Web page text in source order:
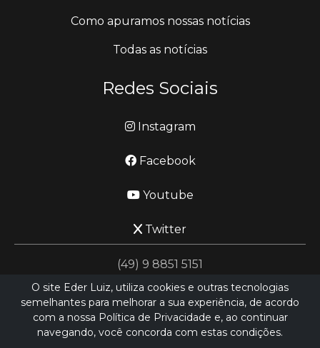
Como apuramos nossas notícias
Todas as notícias
Redes Sociais
Instagram
Facebook
Youtube
Twitter
(49) 9 8851 5151
jornalismo@ederluiz.com.vc
O site Eder Luiz, utiliza cookies e outras tecnologias
semelhantes para melhorar a sua experiência, de acordo
com a nossa Política de Privacidade e, ao continuar
navegando, você concorda com estas condições.